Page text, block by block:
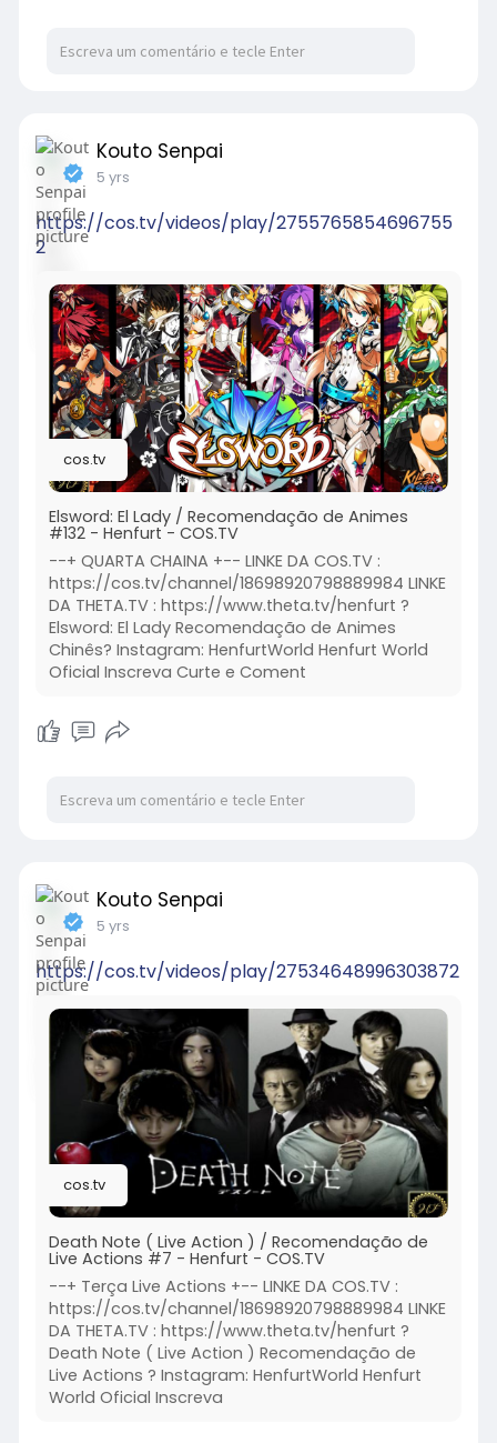
Kouto Senpai
5 yrs
https://cos.tv/videos/play/2755765854696755
2
cos.tv
Elsword: El Lady / Recomendação de Animes
#132 - Henfurt - COS.TV
--+ QUARTA CHAINA +-- LINKE DA COS.TV :
https://cos.tv/channel/18698920798889984 LINKE
DA THETA.TV : https://www.theta.tv/henfurt ?
Elsword: El Lady Recomendação de Animes
Chinês? Instagram: HenfurtWorld Henfurt World
Oficial Inscreva Curte e Coment
Kouto Senpai
5 yrs
https://cos.tv/videos/play/27534648996303872
cos.tv
Death Note ( Live Action ) / Recomendação de
Live Actions #7 - Henfurt - COS.TV
--+ Terça Live Actions +-- LINKE DA COS.TV :
https://cos.tv/channel/18698920798889984 LINKE
DA THETA.TV : https://www.theta.tv/henfurt ?
Death Note ( Live Action ) Recomendação de
Live Actions ? Instagram: HenfurtWorld Henfurt
World Oficial Inscreva